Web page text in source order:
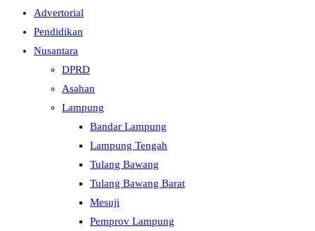
Advertorial
Pendidikan
Nusantara
DPRD
Asahan
Lampung
Bandar Lampung
Lampung Tengah
Tulang Bawang
Tulang Bawang Barat
Mesuji
Pemprov Lampung